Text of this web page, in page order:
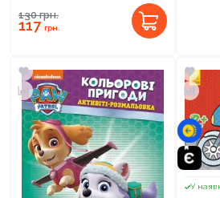
130грн.
117грн.
У